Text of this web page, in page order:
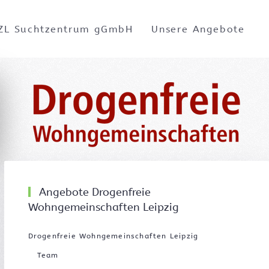
Suchtzentrum gGmbH Unsere Angebote
Angebote Drogenfreie
Wohngemeinschaften Leipzig
Drogenfreie Wohngemeinschaften Leipzig
Team